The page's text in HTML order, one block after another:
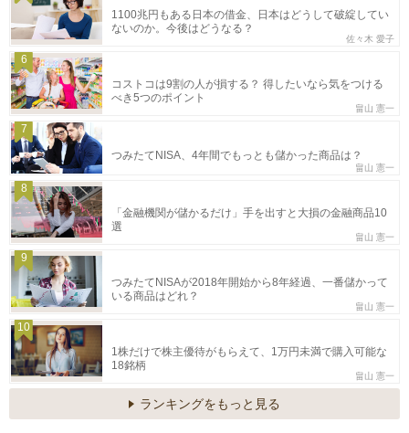
1100兆円もある日本の借金、日本はどうして破綻してい
ないのか。今後はどうなる？
佐々木 愛子
6
コストコは9割の人が損する？ 得したいなら気をつける
べき5つのポイント
畠山 憲一
7
つみたてNISA、4年間でもっとも儲かった商品は？
畠山 憲一
8
「金融機関が儲かるだけ」手を出すと大損の金融商品10
選
畠山 憲一
9
つみたてNISAが2018年開始から8年経過、一番儲かって
いる商品はどれ？
畠山 憲一
10
1株だけで株主優待がもらえて、1万円未満で購入可能な
18銘柄
畠山 憲一
ランキングをもっと見る